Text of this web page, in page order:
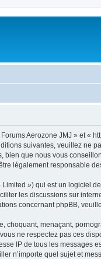
Aerozone JMJ » et «
suivantes, veuillez ne
que nous vous
légalement responsable
») qui est un logiciel
les discussions sur
concernant phpBB,
menaçant,
ne respectez pas ces
IP de tous les
n’importe quel sujet et